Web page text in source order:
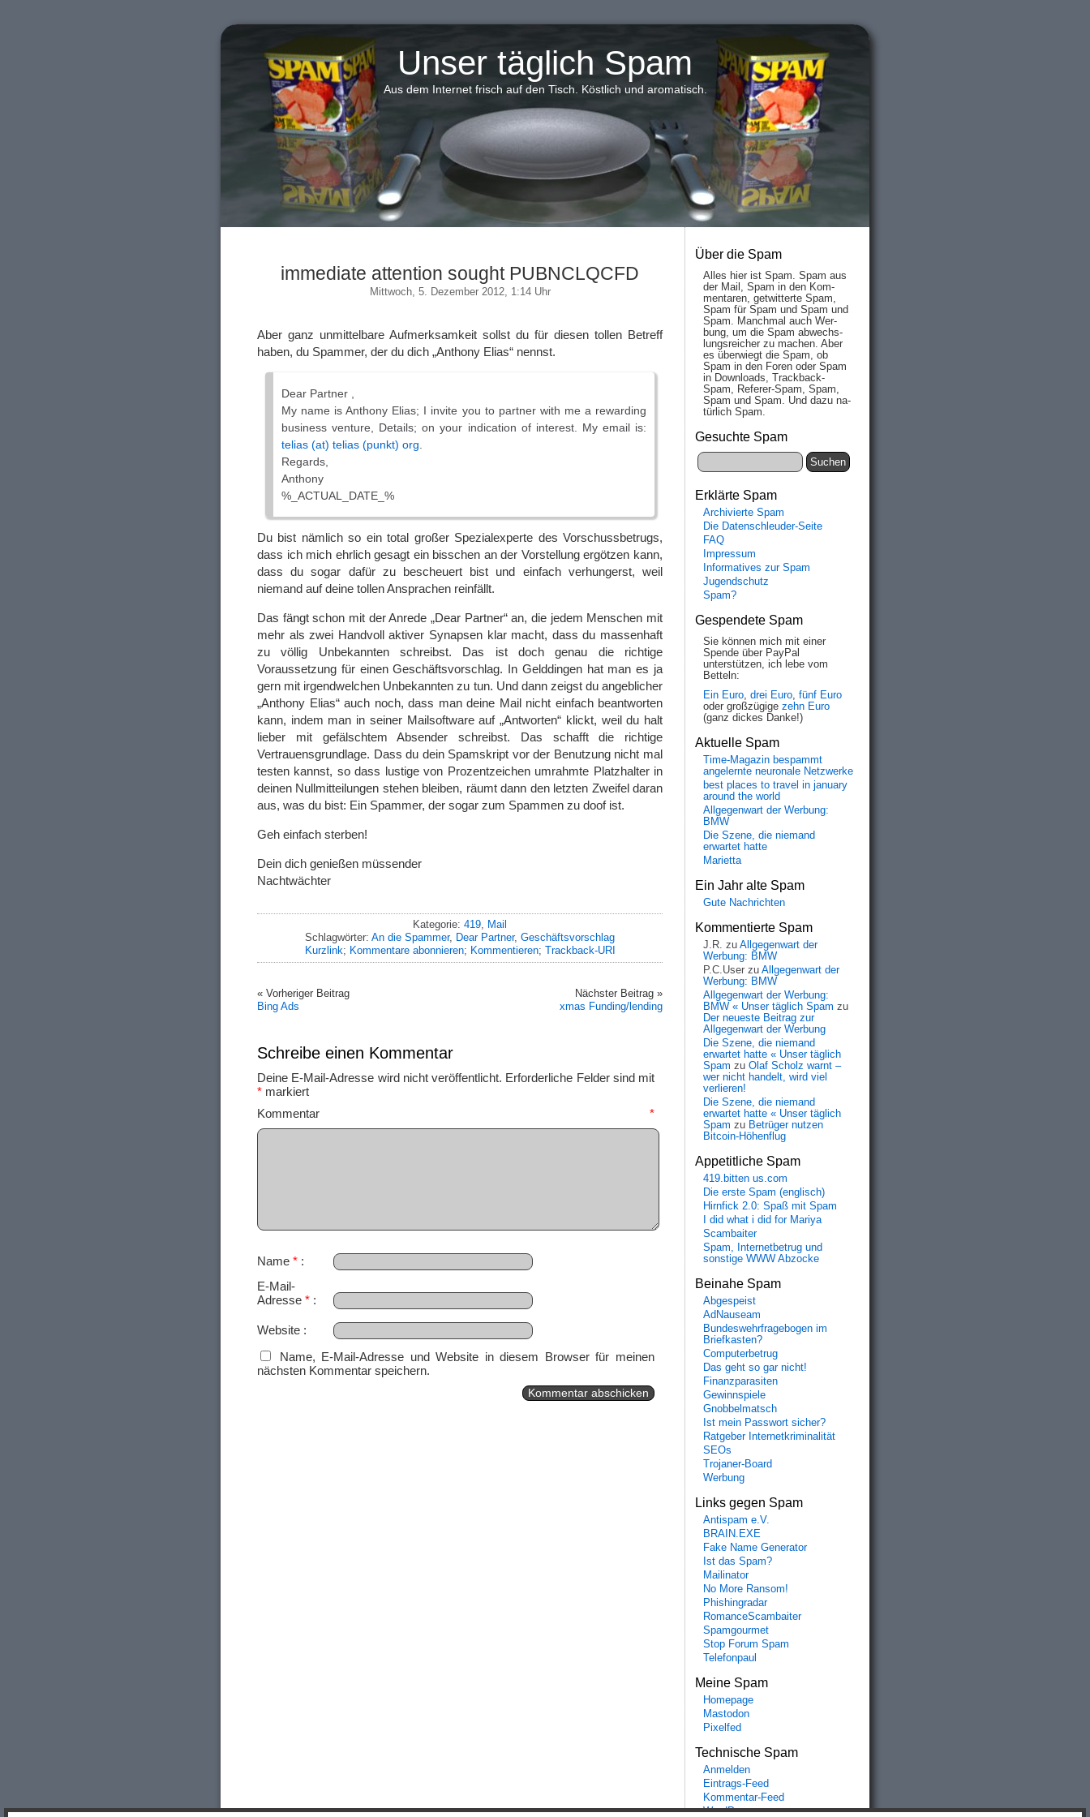
Unser täglich Spam
Aus dem Internet frisch auf den Tisch. Köstlich und aromatisch.
immediate attention sought PUBNCLQCFD
Mittwoch, 5. Dezember 2012, 1:14 Uhr
Aber ganz unmittelbare Aufmerksamkeit sollst du für diesen tollen Betreff
haben, du Spammer, der du dich „Anthony Elias“ nennst.
Dear Partner ,
My name is Anthony Elias; I invite you to partner with me a rewarding
business venture, Details; on your indication of interest. My email is:
telias (at) telias (punkt) org
Regards,
Anthony
%_ACTUAL_DATE_%
Du bist nämlich so ein total großer Spezialexperte des Vorschussbetrugs,
dass ich mich ehrlich gesagt ein bisschen an der Vorstellung ergötzen kann,
dass du sogar dafür zu bescheuert bist und einfach verhungerst, weil
niemand auf deine tollen Ansprachen reinfällt.
Das fängt schon mit der Anrede „Dear Partner“ an, die jedem Menschen mit
mehr als zwei Handvoll aktiver Synapsen klar macht, dass du massenhaft
zu völlig Unbekannten schreibst. Das ist doch genau die richtige
Voraussetzung für einen Geschäftsvorschlag. In Gelddingen hat man es ja
gern mit irgendwelchen Unbekannten zu tun. Und dann zeigst du angeblicher
„Anthony Elias“ auch noch, dass man deine Mail nicht einfach beantworten
kann, indem man in seiner Mailsoftware auf „Antworten“ klickt, weil du halt
lieber mit gefälschtem Absender schreibst. Das schafft die richtige
Vertrauensgrundlage. Dass du dein Spamskript vor der Benutzung nicht mal
testen kannst, so dass lustige von Prozentzeichen umrahmte Platzhalter in
deinen Nullmitteilungen stehen bleiben, räumt dann den letzten Zweifel daran
aus, was du bist: Ein Spammer, der sogar zum Spammen zu doof ist.
Geh einfach sterben!
Dein dich genießen müssender
Nachtwächter
Kategorie: 419, Mail
Schlagwörter: An die Spammer, Dear Partner, Geschäftsvorschlag
Kurzlink; Kommentare abonnieren; Kommentieren; Trackback-URI
« Vorheriger Beitrag
Bing Ads
Nächster Beitrag »
xmas Funding/lending
Schreibe einen Kommentar
Deine E-Mail-Adresse wird nicht veröffentlicht. Erforderliche Felder sind mit
* markiert
Kommentar *
Name *
E-Mail-
Adresse *
Website
Name, E-Mail-Adresse und Website in diesem Browser für meinen
nächsten Kommentar speichern.
Über die Spam
Alles hier ist Spam. Spam aus
der Mail, Spam in den Kom­
men­taren, ge­twit­ter­te Spam,
Spam für Spam und Spam und
Spam. Manch­mal auch Wer­
bung, um die Spam ab­wechs­
lungs­reich­er zu mach­en. Aber
es über­wiegt die Spam, ob
Spam in den Fo­ren oder Spam
in Down­loads, Track­back-
Spam, Re­fe­rer-Spam, Spam,
Spam und Spam. Und da­zu na­
tür­lich Spam.
Gesuchte Spam
Erklärte Spam
Archivierte Spam
Die Datenschleuder-Seite
FAQ
Impressum
Informatives zur Spam
Jugendschutz
Spam?
Gespendete Spam
Sie können mich mit einer
Spende über PayPal
unterstützen, ich lebe vom
Betteln:
Ein Euro, drei Euro, fünf Euro
oder großzügige zehn Euro
(ganz dickes Danke!)
Aktuelle Spam
Time-Magazin bespammt
angelernte neuronale Netzwerke
best places to travel in january
around the world
Allgegenwart der Werbung:
BMW
Die Szene, die niemand
erwartet hatte
Marietta
Ein Jahr alte Spam
Gute Nachrichten
Kommentierte Spam
J.R. zu Allgegenwart der
Werbung: BMW
P.C.User zu Allgegenwart der
Werbung: BMW
Allgegenwart der Werbung:
BMW « Unser täglich Spam zu
Der neueste Beitrag zur
Allgegenwart der Werbung
Die Szene, die niemand
erwartet hatte « Unser täglich
Spam zu Olaf Scholz warnt –
wer nicht handelt, wird viel
verlieren!
Die Szene, die niemand
erwartet hatte « Unser täglich
Spam zu Betrüger nutzen
Bitcoin-Höhenflug
Appetitliche Spam
419.bitten us.com
Die erste Spam (englisch)
Hirnfick 2.0: Spaß mit Spam
I did what i did for Mariya
Scambaiter
Spam, Internetbetrug und
sonstige WWW Abzocke
Beinahe Spam
Abgespeist
AdNauseam
Bundeswehrfragebogen im
Briefkasten?
Computerbetrug
Das geht so gar nicht!
Finanzparasiten
Gewinnspiele
Gnobbelmatsch
Ist mein Passwort sicher?
Ratgeber Internetkriminalität
SEOs
Trojaner-Board
Werbung
Links gegen Spam
Antispam e.V.
BRAIN.EXE
Fake Name Generator
Ist das Spam?
Mailinator
No More Ransom!
Phishingradar
RomanceScambaiter
Spamgourmet
Stop Forum Spam
Telefonpaul
Meine Spam
Homepage
Mastodon
Pixelfed
Technische Spam
Anmelden
Eintrags-Feed
Kommentar-Feed
WordPress.org